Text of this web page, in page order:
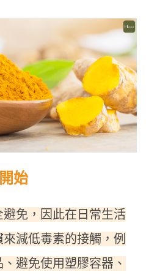
始
免，因此在日常生活
減低毒素的接觸，例
避免使用塑膠容器、